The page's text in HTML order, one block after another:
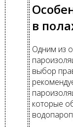
в
Одним из
выбор
которые